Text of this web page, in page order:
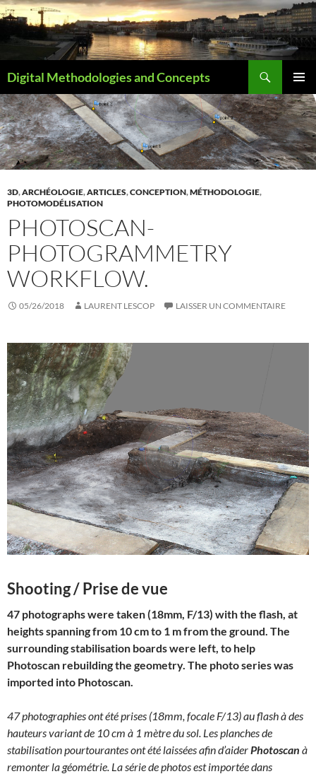
Aller
au
contenu
Digital Methodologies and Concepts
MENU
3D,ARCHÉOLOGIE,ARTICLES,CONCEPTION,MÉTHODOLOGIE,
PHOTOMODÉLISATION
PHOTOSCAN-
PHOTOGRAMMETRY
WORKFLOW.
05/26/2018 LAURENT LESCOP LAISSER UN COMMENTAIRE
Shooting / Prise de vue
47 photographs were taken (18mm, F/13) with the flash, at
heights spanning from 10 cm to 1 m from the ground. The
surrounding stabilisation boards were left, to help
Photoscan rebuilding the geometry. The photo series was
imported into Photoscan.
47 photographies ont été prises (18mm, focale F/13) au flash à des
hauteurs variant de 10 cm à 1 mètre du sol. Les planches de
stabilisation pourtourantes ont été laissées afin d’aider Photoscan à
remonter la géométrie. La série de photos est importée dans